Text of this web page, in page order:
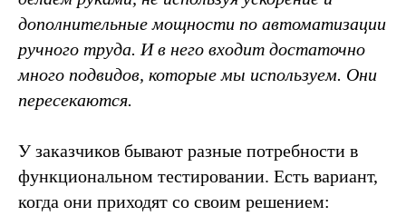
дополнительные мощности по автоматизации
ручного труда. И в него входит достаточно
много подвидов, которые мы используем. Они
пересекаются.
У заказчиков бывают разные потребности в
функциональном тестировании. Есть вариант,
когда они приходят со своим решением: